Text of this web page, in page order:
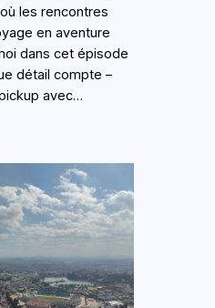
les rencontres
en aventure
dans cet épisode
détail compte –
avec…